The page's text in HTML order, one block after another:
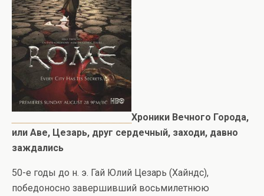
Хроники Вечного Города,
или Аве, Цезарь, друг сердечный, заходи, давно
заждались
50-е годы до н. э. Гай Юлий Цезарь (Хайндс),
победоносно завершивший восьмилетнюю